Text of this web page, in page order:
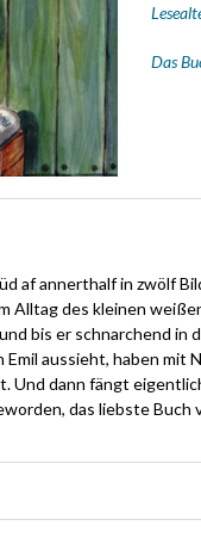
Das
af annerthalf in zwölf
des kleinen
bis er schnarchend in
Emil aussieht, haben mit
Und dann fängt
das liebste